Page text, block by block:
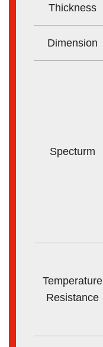
Thickness
Dimension
Specturm
Temperature
Resistance